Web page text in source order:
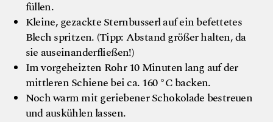
füllen.
Kleine, gezackte Sternbusserl auf ein befettetes
Blech spritzen. (Tipp: Abstand größer halten, da
sie auseinanderfließen!)
Im vorgeheizten Rohr 10 Minuten lang auf der
mittleren Schiene bei ca. 160 °C backen.
Noch warm mit geriebener Schokolade bestreuen
und auskühlen lassen.